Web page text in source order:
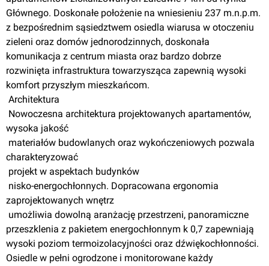
z bezpośrednim sąsiedztwem osiedla wiarusa w otoczeniu
zieleni oraz domów jednorodzinnych, doskonała
komunikacja z centrum miasta oraz bardzo dobrze
rozwinięta infrastruktura towarzysząca zapewnią wysoki
komfort przyszłym mieszkańcom.
Architektura
wysoka jakość
charakteryzować
projekt w aspektach budynków
zaprojektowanych wnętrz
przeszklenia z pakietem energochłonnym k 0,7 zapewniają
wysoki poziom termoizolacyjności oraz dźwiękochłonności.
Osiedle w pełni ogrodzone i monitorowane